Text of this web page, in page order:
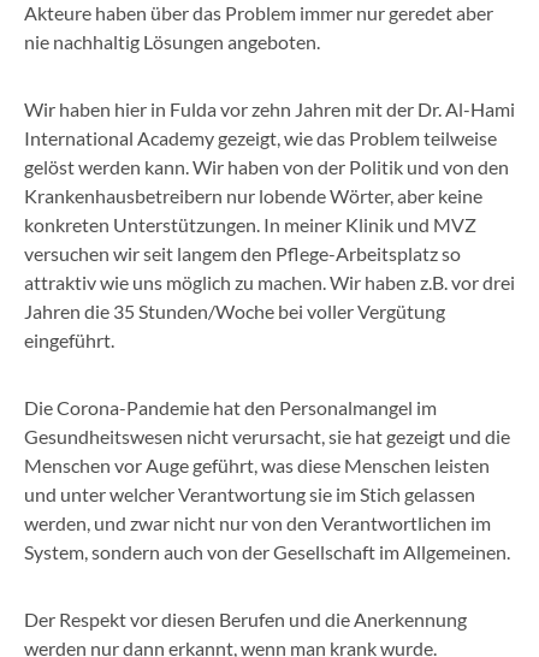
Akteure haben über das Problem immer nur geredet aber
nie nachhaltig Lösungen angeboten.
Wir haben hier in Fulda vor zehn Jahren mit der Dr. Al-Hami
International Academy gezeigt, wie das Problem teilweise
gelöst werden kann. Wir haben von der Politik und von den
Krankenhausbetreibern nur lobende Wörter, aber keine
konkreten Unterstützungen. In meiner Klinik und MVZ
versuchen wir seit langem den Pflege-Arbeitsplatz so
attraktiv wie uns möglich zu machen. Wir haben z.B. vor drei
Jahren die 35 Stunden/Woche bei voller Vergütung
eingeführt.
Die Corona-Pandemie hat den Personalmangel im
Gesundheitswesen nicht verursacht, sie hat gezeigt und die
Menschen vor Auge geführt, was diese Menschen leisten
und unter welcher Verantwortung sie im Stich gelassen
werden, und zwar nicht nur von den Verantwortlichen im
System, sondern auch von der Gesellschaft im Allgemeinen.
Der Respekt vor diesen Berufen und die Anerkennung
werden nur dann erkannt, wenn man krank wurde.